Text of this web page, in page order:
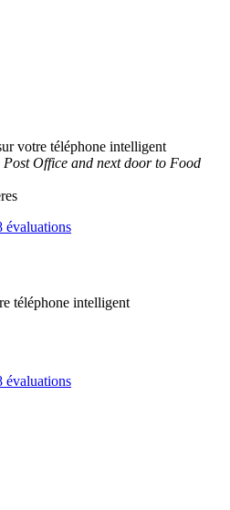
votre téléphone intelligent
Office and next door to Food
évaluations
téléphone intelligent
évaluations